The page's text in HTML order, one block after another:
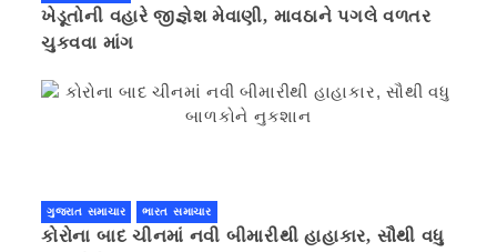
ખેડૂતોની વહારે જીજ્ઞેશ મેવાણી, માવઠાને પગલે વળતર
ચુકવવા માંગ
ગુજરાત સમાચાર ભારત સમાચાર
કોરોના બાદ ચીનમાં નવી બીમારીથી હાહાકાર, સૌથી વધુ